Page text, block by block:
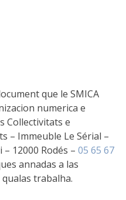
que le SMICA
numerica e
Collectivitats e
– Immeuble Le Sérial –
12000 Rodés – 05 65 67
annadas a las
qualas trabalha.